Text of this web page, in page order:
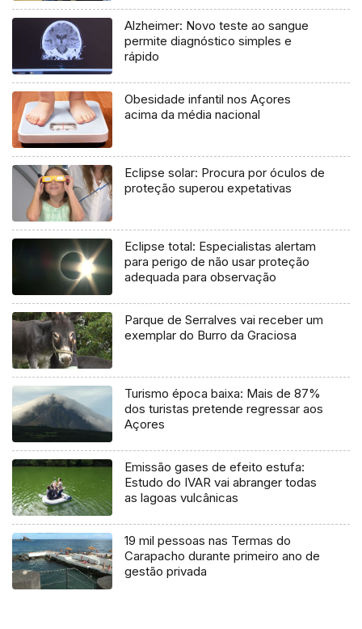
Alzheimer: Novo teste ao sangue
permite diagnóstico simples e
rápido
Obesidade infantil nos Açores
acima da média nacional
Eclipse solar: Procura por óculos de
proteção superou expetativas
Eclipse total: Especialistas alertam
para perigo de não usar proteção
adequada para observação
Parque de Serralves vai receber um
exemplar do Burro da Graciosa
Turismo época baixa: Mais de 87%
dos turistas pretende regressar aos
Açores
Emissão gases de efeito estufa:
Estudo do IVAR vai abranger todas
as lagoas vulcânicas
19 mil pessoas nas Termas do
Carapacho durante primeiro ano de
gestão privada